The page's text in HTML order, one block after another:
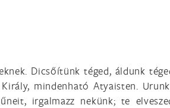
Dicsőítünk téged, áldunk
mindenható Atyaisten.
irgalmazz nekünk; te